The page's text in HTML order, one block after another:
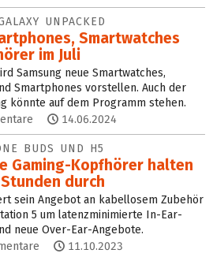
UNPACKED
Smartwatches
im Juli
Samsung neue Smartwatches,
Smartphones vorstellen. Auch der
könnte auf dem Programm stehen.
14.06.2024
BUDS UND H5
Gaming-Kopfhörer halten
Stunden durch
sein Angebot an kabellosem Zubehör
5 um latenzminimierte In-Ear-
neue Over-Ear-Angebote.
11.10.2023